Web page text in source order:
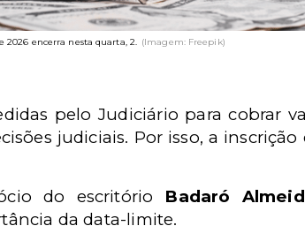
2026 encerra nesta quarta, 2. (Imagem: Freepik)
pelo Judiciário para cobrar
judiciais. Por isso, a
do escritório Badaró
da data-limite.